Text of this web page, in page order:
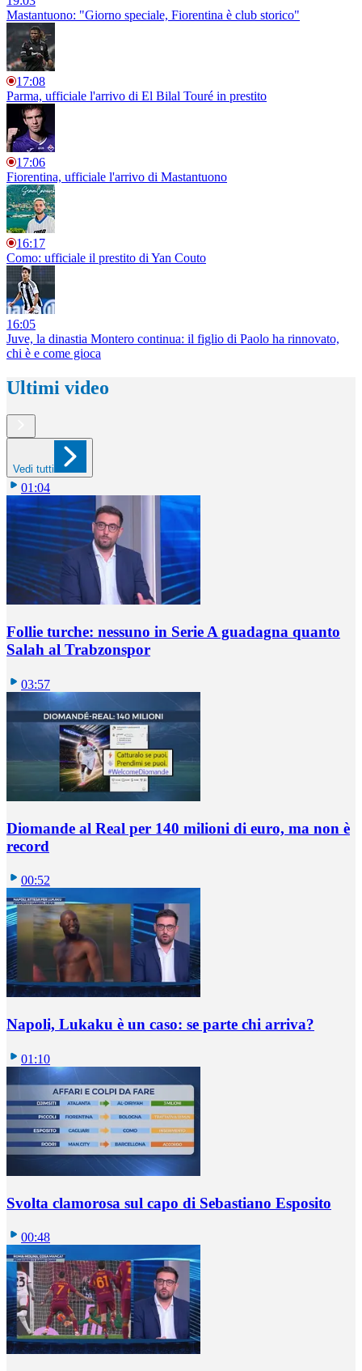
Mastantuono: "Giorno speciale, Fiorentina è club storico"
17:08
Parma, ufficiale l'arrivo di El Bilal Touré in prestito
17:06
Fiorentina, ufficiale l'arrivo di Mastantuono
16:17
Como: ufficiale il prestito di Yan Couto
16:05
Juve, la dinastia Montero continua: il figlio di Paolo ha rinnovato,
chi è e come gioca
Ultimi video
Vedi tutti
01:04
Follie turche: nessuno in Serie A guadagna quanto
Salah al Trabzonspor
03:57
Diomande al Real per 140 milioni di euro, ma non è
record
00:52
Napoli, Lukaku è un caso: se parte chi arriva?
01:10
Svolta clamorosa sul capo di Sebastiano Esposito
00:48